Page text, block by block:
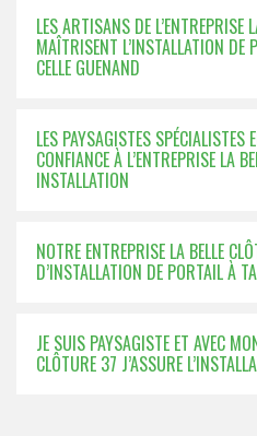
LES ARTISANS DE L’ENTREPRISE
MAÎTRISENT L’INSTALLATION
CELLE GUENAND
LES PAYSAGISTES SPÉCIALISTES
CONFIANCE À L’ENTREPRISE LA
INSTALLATION
NOTRE ENTREPRISE LA BELLE
D’INSTALLATION DE PORTAIL À
JE SUIS PAYSAGISTE ET AVEC
CLÔTURE 37 J’ASSURE